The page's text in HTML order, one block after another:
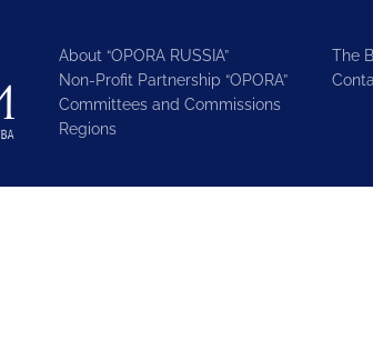
About “OPORA RUSSIA”
Non-Profit Partnership “OPORA”
Committees and Commissions
Regions
The